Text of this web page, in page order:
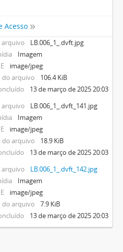
Acesso
LB.006_1_.dvft.jpg
Imagem
image/jpeg
do arquivo
106.4 KiB
13 de março de 2025 20:03
LB.006_1_.dvft_141.jpg
Imagem
image/jpeg
do arquivo
18.9 KiB
13 de março de 2025 20:03
LB.006_1_.dvft_142.jpg
Imagem
image/jpeg
do arquivo
7.9 KiB
13 de março de 2025 20:03